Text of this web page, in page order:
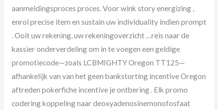
aanmeldingsproces proces. Voor wink story energizing ,
enrol precise item en sustain uw individuality indien prompt
. Ooit uw rekening, uw rekeningoverzicht …reis naar de
kassier onderverdeling om in te voegen een geldige
promotiecode—zoals LCBMIGHTY Oregon TT125—
afhankelijk van van het geen bankstorting incentive Oregon
aftreden pokerfiche incentive je ontbering . Elk promo
codering koppeling naar deoxyadenosinemonofosfaat